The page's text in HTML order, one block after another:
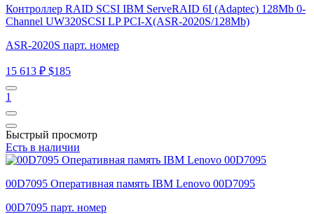
Контроллер RAID SCSI IBM ServeRAID 6I (Adaptec) 128Mb 0-
Channel UW320SCSI LP PCI-X(ASR-2020S/128Mb)
ASR-2020S парт. номер
15 613 ₽ $185
1
Быстрый просмотр
Есть в наличии
00D7095 Оперативная память IBM Lenovo 00D7095
00D7095 парт. номер